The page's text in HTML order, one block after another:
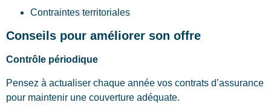
Contraintes territoriales
Conseils pour améliorer son offre
Contrôle périodique
Pensez à actualiser chaque année vos contrats d’assurance
pour maintenir une couverture adéquate.